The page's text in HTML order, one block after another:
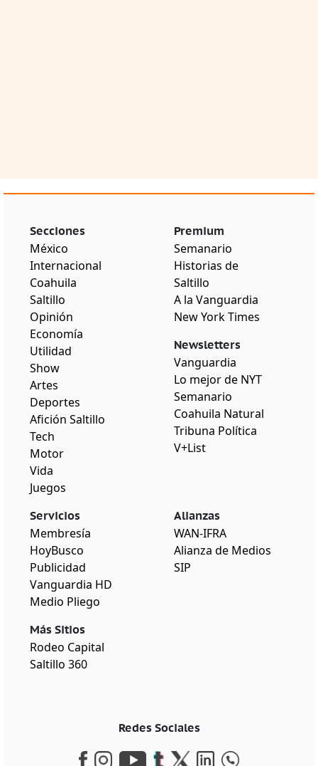
Secciones
México
Internacional
Coahuila
Saltillo
Opinión
Economía
Utilidad
Show
Artes
Deportes
Afición Saltillo
Tech
Motor
Vida
Juegos
Premium
Semanario
Historias de
Saltillo
A la Vanguardia
New York Times
Newsletters
Vanguardia
Lo mejor de NYT
Semanario
Coahuila Natural
Tribuna Política
V+List
Servicios
Membresía
HoyBusco
Publicidad
Vanguardia HD
Medio Pliego
Más Sitios
Rodeo Capital
Saltillo 360
Alianzas
WAN-IFRA
Alianza de Medios
SIP
Redes Sociales